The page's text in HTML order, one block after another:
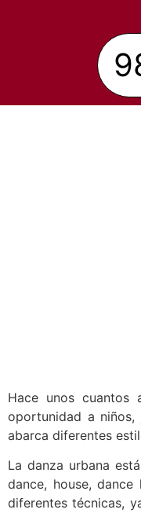
Hace unos cuantos
oportunidad a
abarca diferentes
La danza urbana
dance, house,
diferentes técnicas,